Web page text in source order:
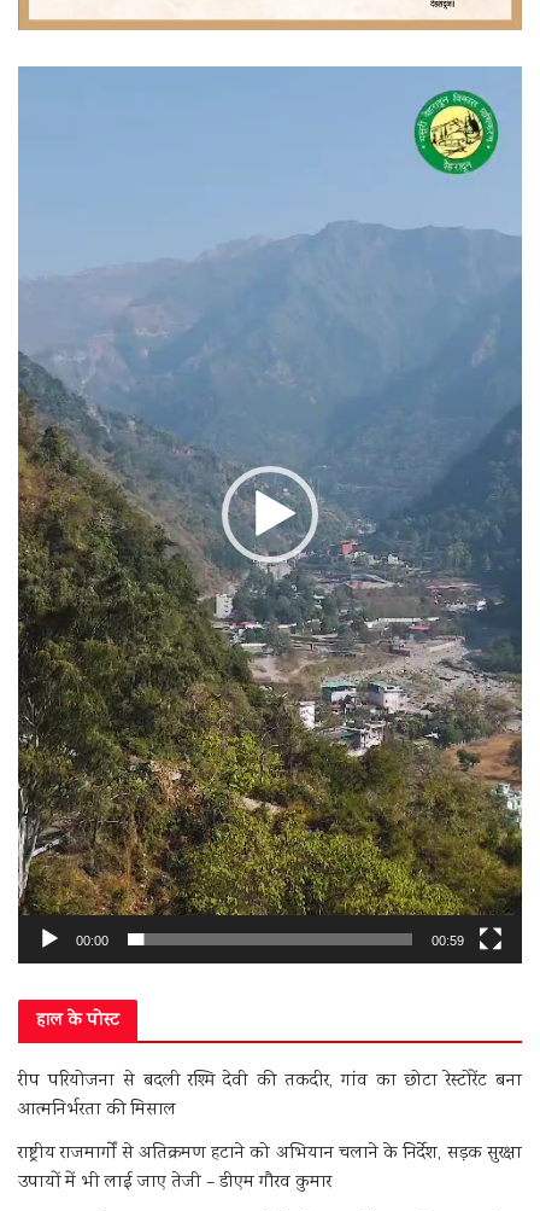
00:00 00:59
हाल के पोस्ट
रीप परियोजना से बदली रश्मि देवी की तकदीर, गांव का छोटा रेस्टोरेंट बना
आत्मनिर्भरता की मिसाल
राष्ट्रीय राजमार्गों से अतिक्रमण हटाने को अभियान चलाने के निर्देश, सड़क सुरक्षा
उपायों में भी लाई जाए तेजी – डीएम गौरव कुमार